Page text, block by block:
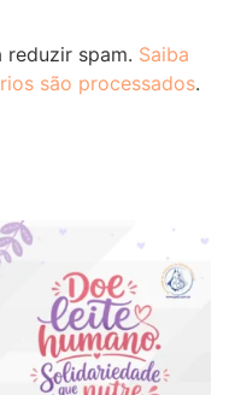
spam. Saiba
são processados.
do
Quadril: Uma
– 22
junho 2026 às